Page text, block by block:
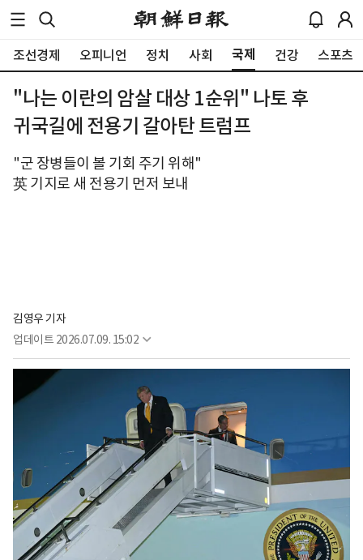
조선경제 오피니언 정치 사회 국제 건강 스포츠
"나는 이란의 암살 대상 1순위" 나토 후
귀국길에 전용기 갈아탄 트럼프
"군 장병들이 볼 기회 주기 위해"
英 기지로 새 전용기 먼저 보내
김영우 기자
업데이트 2026.07.09. 15:02